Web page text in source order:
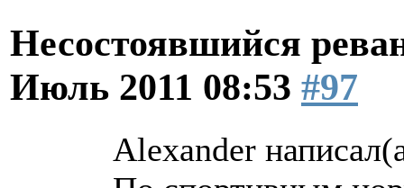
Несостоявшийся
Июль 2011 08:53 #97
Alexander